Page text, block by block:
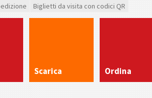
Biglietti da visita con codici QR
Scarica Ordina